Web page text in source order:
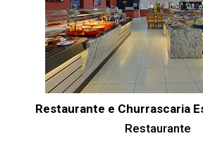
Restaurante e Churrascaria
Restaurante